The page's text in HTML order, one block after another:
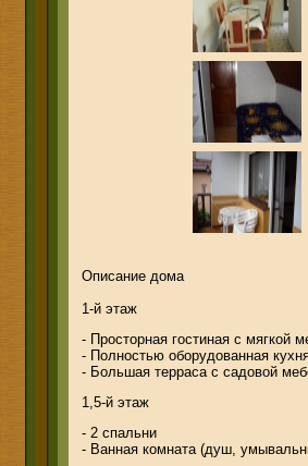
Описание дома
1-й этаж
- Просторная гостиная с мягкой
- Полностью оборудованная
- Большая терраса с садовой
1,5-й этаж
- 2 спальни
- Ванная комната (душ,